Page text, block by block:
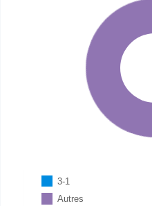
3-1
Autres